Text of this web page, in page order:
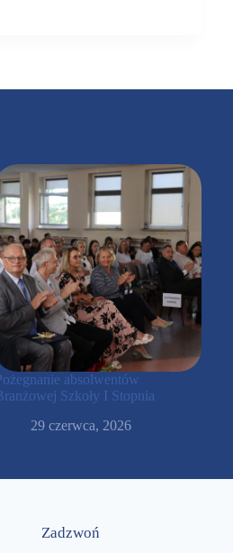
absolwentów
Szkoły I Stopnia
29 czerwca, 2026
Zadzwoń